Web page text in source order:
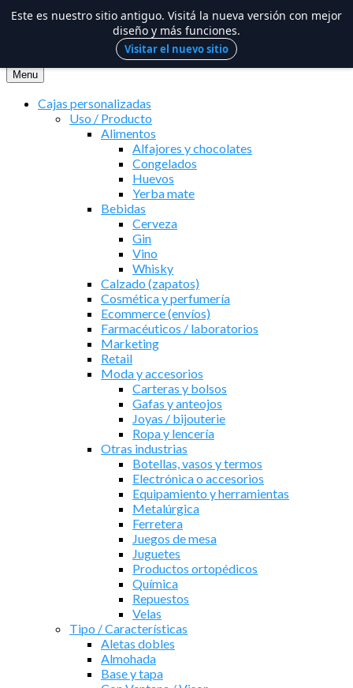
al
contenido
Menu
Cajas personalizadas
Uso / Producto
Alimentos
Alfajores y chocolates
Congelados
Huevos
Yerba mate
Bebidas
Cerveza
Gin
Vino
Whisky
Calzado (zapatos)
Cosmética y perfumería
Ecommerce (envíos)
Farmacéuticos / laboratorios
Marketing
Retail
Moda y accesorios
Carteras y bolsos
Gafas y anteojos
Joyas / bijouterie
Ropa y lencería
Otras industrias
Botellas, vasos y termos
Electrónica o accesorios
Equipamiento y herramientas
Metalúrgica
Ferretera
Juegos de mesa
Juguetes
Productos ortopédicos
Química
Repuestos
Velas
Tipo / Características
Aletas dobles
Almohada
Base y tapa
Este es nuestro sitio antiguo. Visitá la nueva versión con mejor
diseño y más funciones.
Visitar el nuevo sitio